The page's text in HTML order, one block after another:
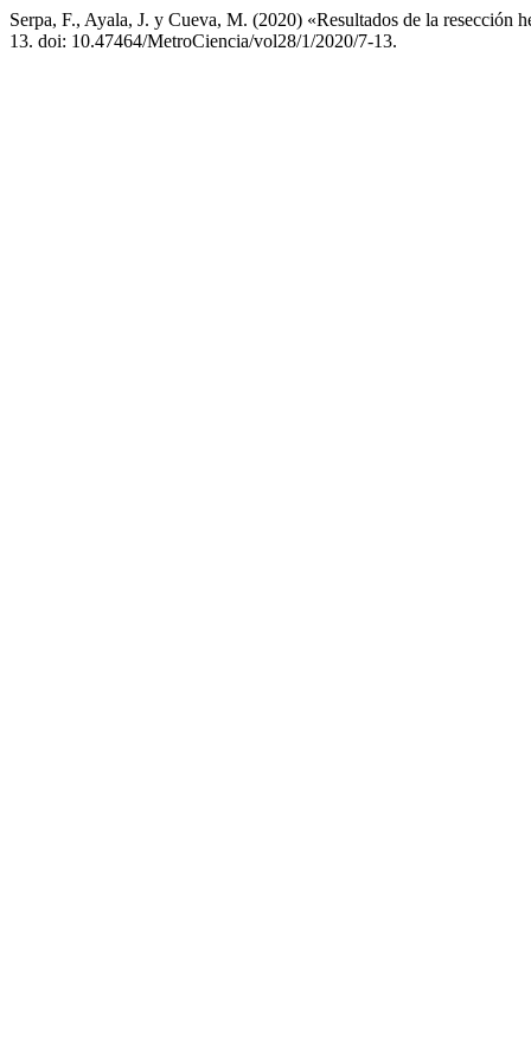
Serpa, F., Ayala, J. y Cueva, M. (2020) «Resultados de la resección
13. doi: 10.47464/MetroCiencia/vol28/1/2020/7-13.